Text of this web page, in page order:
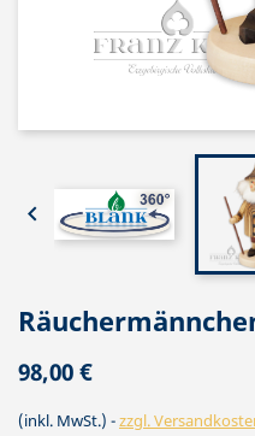

98,00 €
(inkl. MwSt.) zzgl.